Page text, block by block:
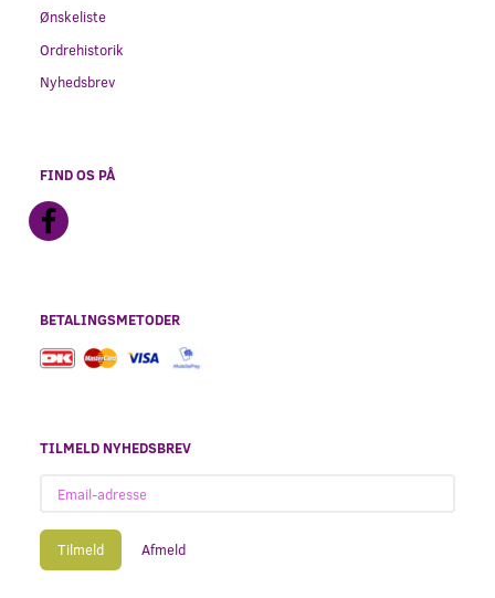
Ønskeliste
Ordrehistorik
Nyhedsbrev
FIND OS PÅ
BETALINGSMETODER
TILMELD NYHEDSBREV
adresse
Tilmeld Afmeld